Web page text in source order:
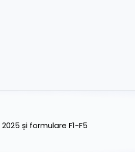
și formulare F1-F5